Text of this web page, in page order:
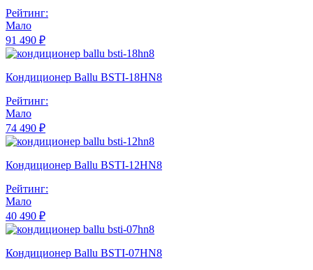
Рейтинг:
Мало
91 490 ₽
Кондиционер Ballu BSTI-18HN8
Рейтинг:
Мало
74 490 ₽
Кондиционер Ballu BSTI-12HN8
Рейтинг:
Мало
40 490 ₽
Кондиционер Ballu BSTI-07HN8